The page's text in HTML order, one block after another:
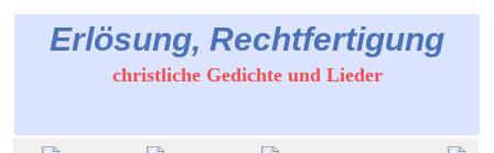
Erlösung, Rechtfertigung
christliche Gedichte und Lieder